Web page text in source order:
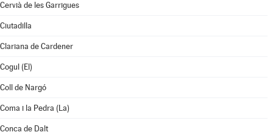
Cervià de les Garrigues
Ciutadilla
Clariana de Cardener
Cogul (El)
Coll de Nargó
Coma i la Pedra (La)
Conca de Dalt